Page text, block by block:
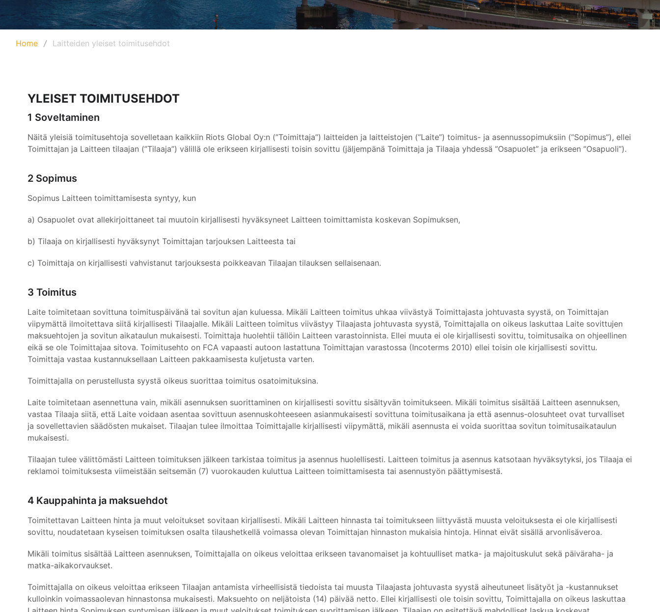
Home Laitteiden yleiset toimitusehdot
YLEISET TOIMITUSEHDOT
1 Soveltaminen
Näitä yleisiä toimitusehtoja sovelletaan kaikkiin Riots Global Oy:n (”Toimittaja”) laitteiden ja laitteistojen (”Laite”) toimitus- ja asennussopimuksiin (”Sopimus”), ellei
Toimittajan ja Laitteen tilaajan (”Tilaaja”) välillä ole erikseen kirjallisesti toisin sovittu (jäljempänä Toimittaja ja Tilaaja yhdessä ”Osapuolet” ja erikseen ”Osapuoli”).
2 Sopimus
Sopimus Laitteen toimittamisesta syntyy, kun
a) Osapuolet ovat allekirjoittaneet tai muutoin kirjallisesti hyväksyneet Laitteen toimittamista koskevan Sopimuksen,
b) Tilaaja on kirjallisesti hyväksynyt Toimittajan tarjouksen Laitteesta tai
c) Toimittaja on kirjallisesti vahvistanut tarjouksesta poikkeavan Tilaajan tilauksen sellaisenaan.
3 Toimitus
Laite toimitetaan sovittuna toimituspäivänä tai sovitun ajan kuluessa. Mikäli Laitteen toimitus uhkaa viivästyä Toimittajasta johtuvasta syystä, on Toimittajan
viipymättä ilmoitettava siitä kirjallisesti Tilaajalle. Mikäli Laitteen toimitus viivästyy Tilaajasta johtuvasta syystä, Toimittajalla on oikeus laskuttaa Laite sovittujen
maksuehtojen ja sovitun aikataulun mukaisesti. Toimittaja huolehtii tällöin Laitteen varastoinnista. Ellei muuta ei ole kirjallisesti sovittu, toimitusaika on ohjeellinen
eikä se ole Toimittajaa sitova. Toimitusehto on FCA vapaasti autoon lastattuna Toimittajan varastossa (Incoterms 2010) ellei toisin ole kirjallisesti sovittu.
Toimittaja vastaa kustannuksellaan Laitteen pakkaamisesta kuljetusta varten.
Toimittajalla on perustellusta syystä oikeus suorittaa toimitus osatoimituksina.
Laite toimitetaan asennettuna vain, mikäli asennuksen suorittaminen on kirjallisesti sovittu sisältyvän toimitukseen. Mikäli toimitus sisältää Laitteen asennuksen,
vastaa Tilaaja siitä, että Laite voidaan asentaa sovittuun asennuskohteeseen asianmukaisesti sovittuna toimitusaikana ja että asennus-olosuhteet ovat turvalliset
ja sovellettavien säädösten mukaiset. Tilaajan tulee ilmoittaa Toimittajalle kirjallisesti viipymättä, mikäli asennusta ei voida suorittaa sovitun toimitusaikataulun
mukaisesti.
Tilaajan tulee välittömästi Laitteen toimituksen jälkeen tarkistaa toimitus ja asennus huolellisesti. Laitteen toimitus ja asennus katsotaan hyväksytyksi, jos Tilaaja ei
reklamoi toimituksesta viimeistään seitsemän (7) vuorokauden kuluttua Laitteen toimittamisesta tai asennustyön päättymisestä.
4 Kauppahinta ja maksuehdot
Toimitettavan Laitteen hinta ja muut veloitukset sovitaan kirjallisesti. Mikäli Laitteen hinnasta tai toimitukseen liittyvästä muusta veloituksesta ei ole kirjallisesti
sovittu, noudatetaan kyseisen toimituksen osalta tilaushetkellä voimassa olevan Toimittajan hinnaston mukaisia hintoja. Hinnat eivät sisällä arvonlisäveroa.
Mikäli toimitus sisältää Laitteen asennuksen, Toimittajalla on oikeus veloittaa erikseen tavanomaiset ja kohtuulliset matka- ja majoituskulut sekä päiväraha- ja
matka-aikakorvaukset.
Toimittajalla on oikeus veloittaa erikseen Tilaajan antamista virheellisistä tiedoista tai muusta Tilaajasta johtuvasta syystä aiheutuneet lisätyöt ja -kustannukset
kulloinkin voimassaolevan hinnastonsa mukaisesti. Maksuehto on neljätoista (14) päivää netto. Ellei kirjallisesti ole toisin sovittu, Toimittajalla on oikeus laskuttaa